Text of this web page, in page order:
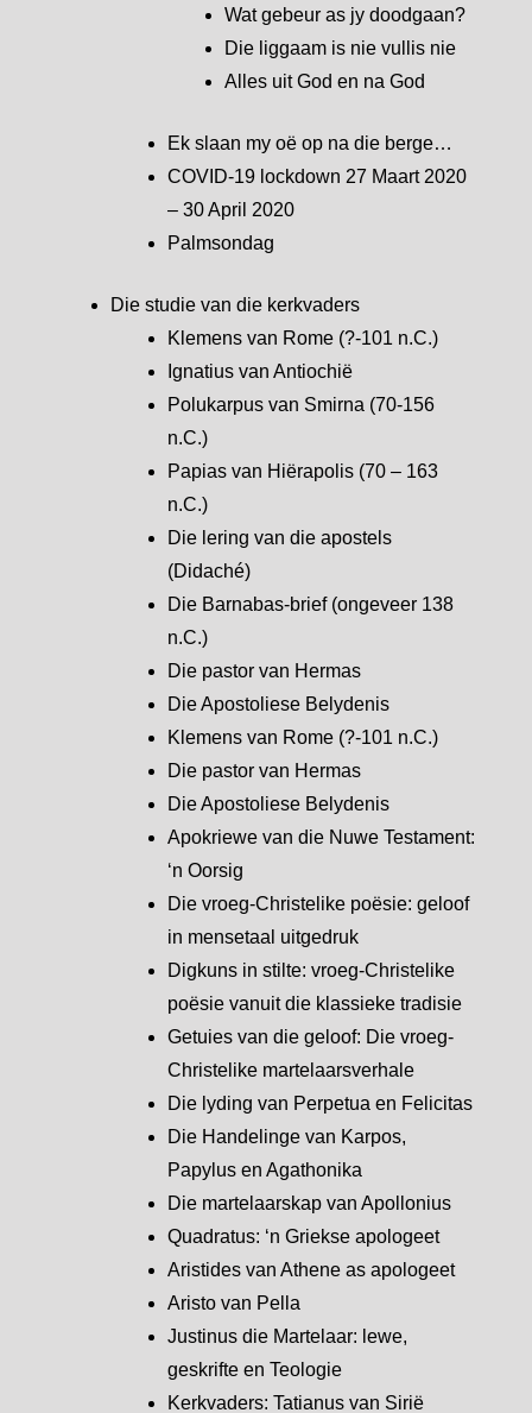
Wat gebeur as jy doodgaan?
Die liggaam is nie vullis nie
Alles uit God en na God
Ek slaan my oë op na die berge…
COVID-19 lockdown 27 Maart 2020
– 30 April 2020
Palmsondag
Die studie van die kerkvaders
Klemens van Rome (?-101 n.C.)
Ignatius van Antiochië
Polukarpus van Smirna (70-156
n.C.)
Papias van Hiërapolis (70 – 163
n.C.)
Die lering van die apostels
(Didaché)
Die Barnabas-brief (ongeveer 138
n.C.)
Die pastor van Hermas
Die Apostoliese Belydenis
Klemens van Rome (?-101 n.C.)
Die pastor van Hermas
Die Apostoliese Belydenis
Apokriewe van die Nuwe Testament:
‘n Oorsig
Die vroeg-Christelike poësie: geloof
in mensetaal uitgedruk
Digkuns in stilte: vroeg-Christelike
poësie vanuit die klassieke tradisie
Getuies van die geloof: Die vroeg-
Christelike martelaarsverhale
Die lyding van Perpetua en Felicitas
Die Handelinge van Karpos,
Papylus en Agathonika
Die martelaarskap van Apollonius
Quadratus: ‘n Griekse apologeet
Aristides van Athene as apologeet
Aristo van Pella
Justinus die Martelaar: lewe,
geskrifte en Teologie
Kerkvaders: Tatianus van Sirië